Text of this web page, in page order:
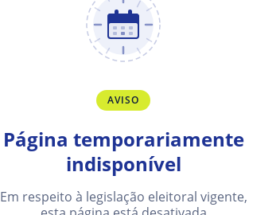
AVISO
Página temporariamente
indisponível
Em respeito à legislação eleitoral vigente,